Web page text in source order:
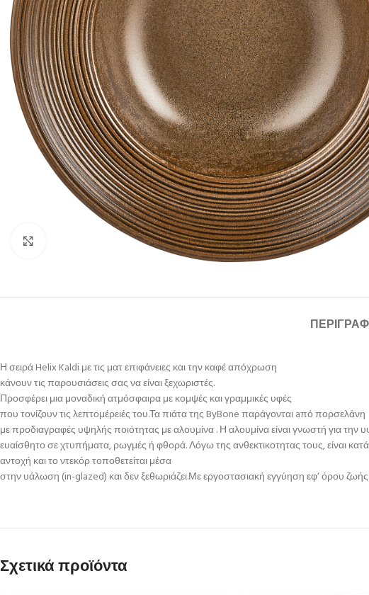
Κλικ για μεγέθυνση
Η σειρά Helix Kaldi με τις ματ επιφάνειες και την καφέ απόχρωση
κάνουν τις παρουσιάσεις σας να είναι ξεχωριστές.
Προσφέρει μια μοναδική ατμόσφαιρα με κομψές και γραμμικές υφές
που τονίζουν τις λεπτομέρειές του.Τα πιάτα της ByBone παράγονται aπό πορσελάνη
με προδιαγραφές υψηλής ποιότητας με αλουμίνα . Η αλουμίνα είναι γνωστή για
ευαίσθητο σε χτυπήματα, ρωγμές ή φθορά. Λόγω της ανθεκτικοτητας τους, είναι
αντοχή και το ντεκόρ τοποθετείται μέσα
στην υάλωση (in-glazed) και δεν ξεθωριάζει.Με εργοστασιακή εγγύηση εφ‘ όρου
Σχετικά προϊόντα